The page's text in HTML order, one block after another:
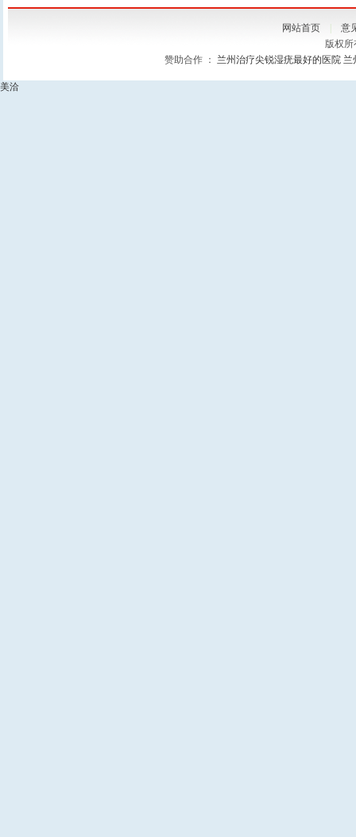
网站首页
意
版权
赞助合作 ：
兰州治疗尖锐湿疣最好的医院 兰
美洽